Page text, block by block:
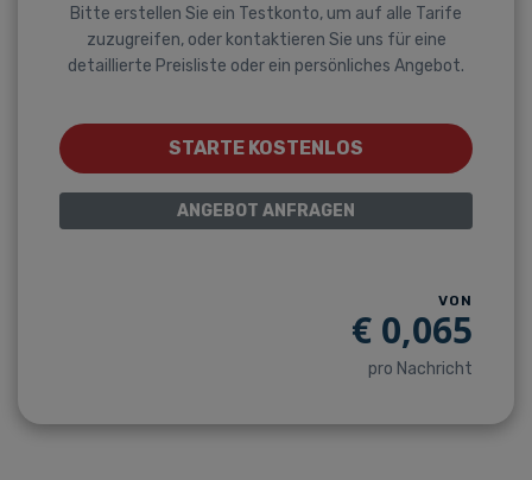
Bitte erstellen Sie ein Testkonto, um auf alle Tarife
zuzugreifen, oder kontaktieren Sie uns für eine
detaillierte Preisliste oder ein persönliches Angebot.
STARTE KOSTENLOS
ANGEBOT ANFRAGEN
VON
€ 0,065
pro Nachricht